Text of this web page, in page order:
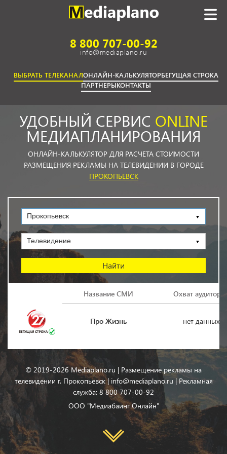
8 800 707-00-92
info@mediaplano.ru
УДОБНЫЙ СЕРВИС ONLINE
МЕДИАПЛАНИРОВАНИЯ
ОНЛАЙН-КАЛЬКУЛЯТОР ДЛЯ РАСЧЕТА СТОИМОСТИ
РАЗМЕЩЕНИЯ РЕКЛАМЫ НА ТЕЛЕВИДЕНИИ В ГОРОДЕ
ПРОКОПЬЕВСК
Прокопьевск
Телевидение
Название СМИ Охват
Про Жизнь нет данных
© 2019-2026 Mediaplano.ru | Размещение рекламы на
телевидении г. Прокопьевск | info@mediaplano.ru | Рекламная
служба: 8 800 707-00-92
ООО "Медиабаинг Онлайн"
ВЫБРАТЬ ТЕЛЕКАНАЛОНЛАЙН-КАЛЬКУЛЯТОРБЕГУЩАЯ СТРОКА
ПАРТНЕРЫКОНТАКТЫ